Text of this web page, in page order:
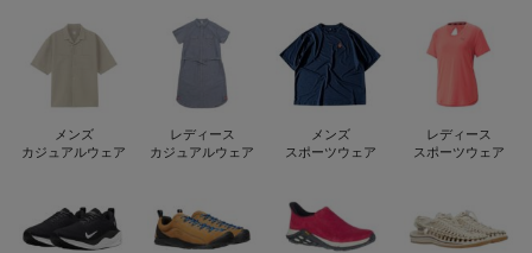
メンズ
カジュアルウェア
レディース
カジュアルウェア
メンズ
スポーツウェア
レディース
スポーツウェア